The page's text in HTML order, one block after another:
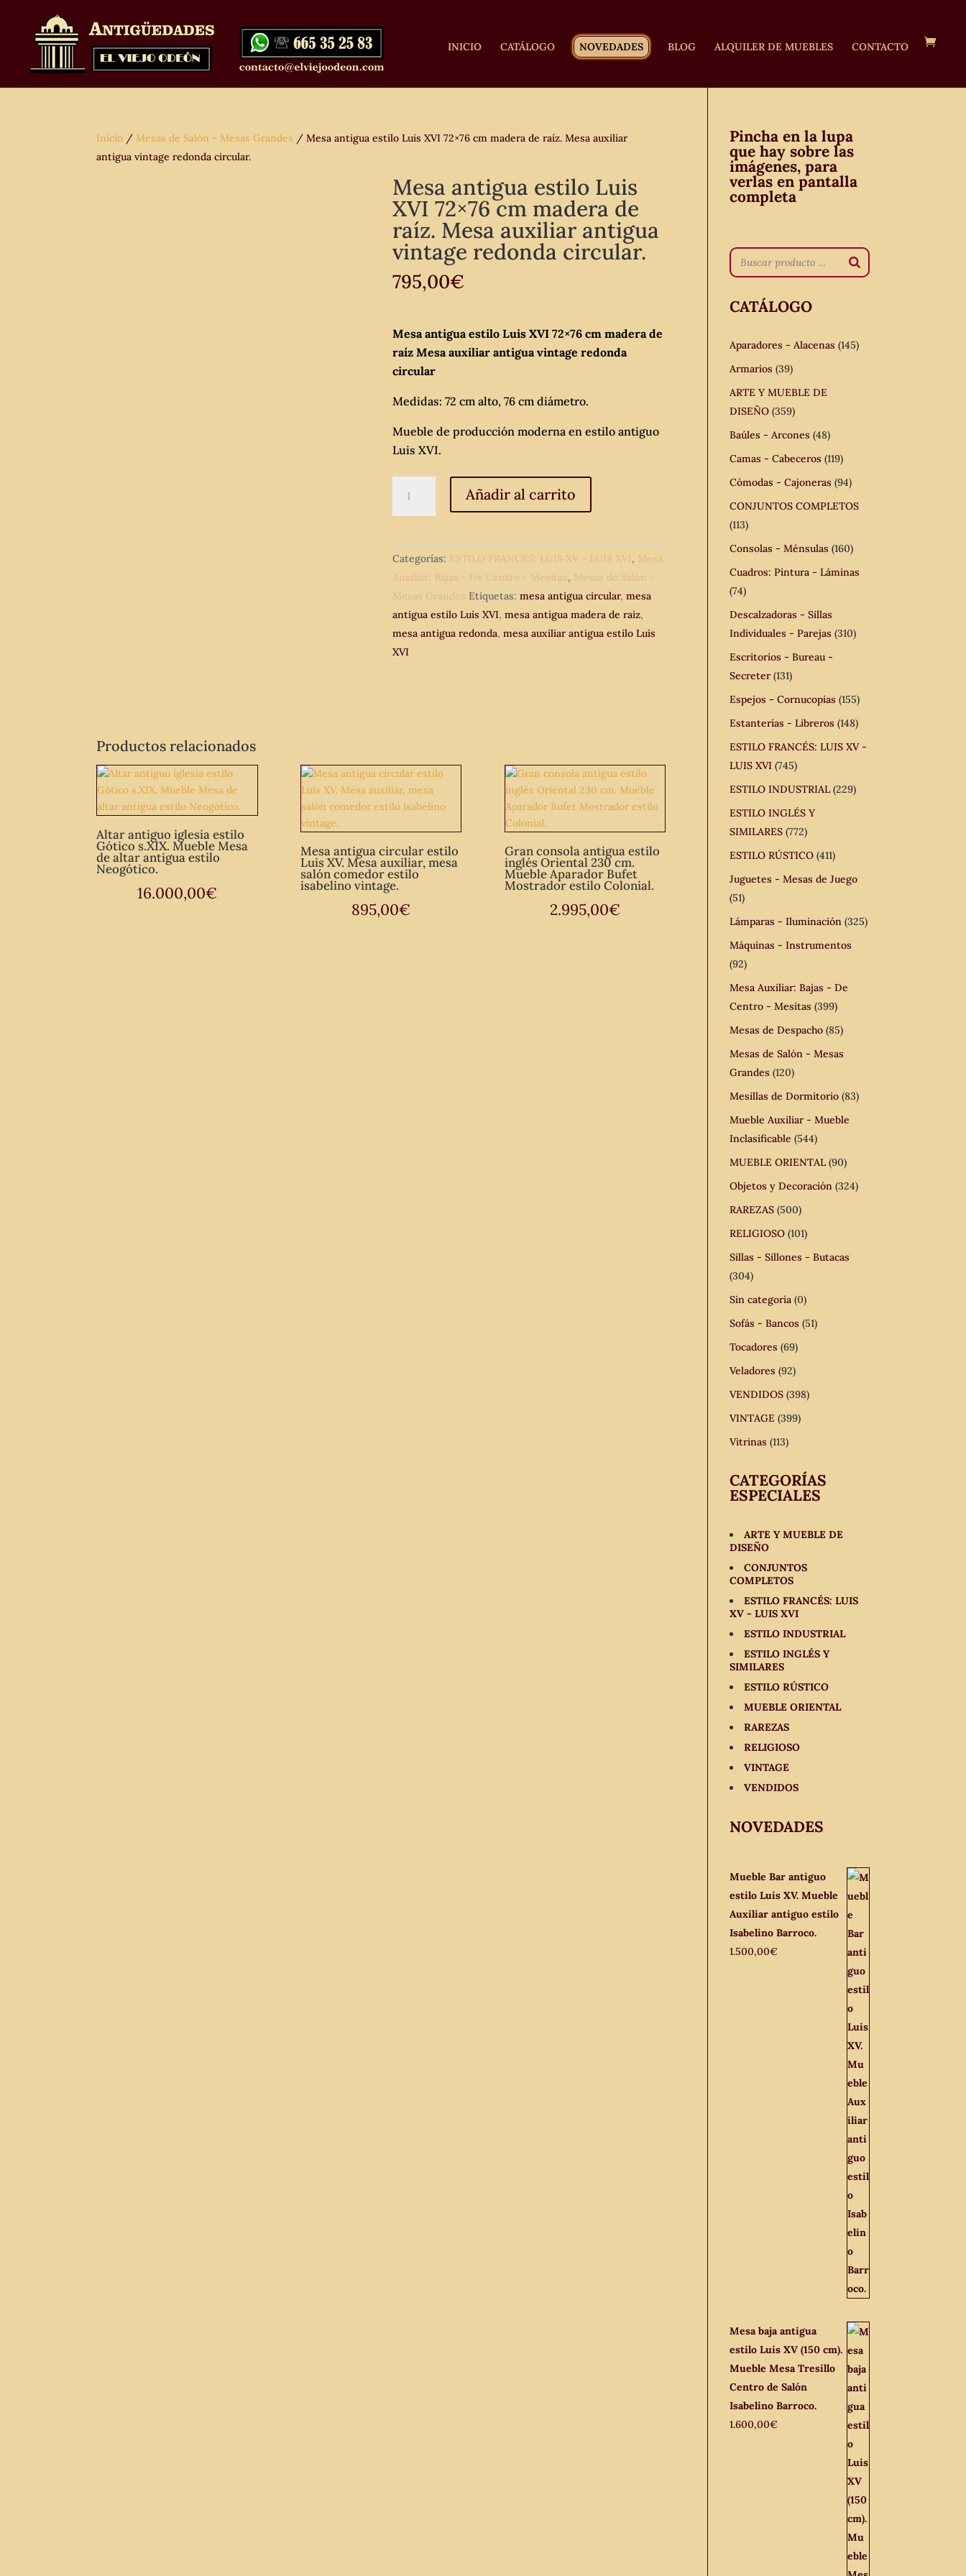
INICIO CATÁLOGO NOVEDADES BLOG ALQUILER DE MUEBLES CONTACTO
Inicio / Mesas de Salón - Mesas Grandes / Mesa antigua estilo Luis XVI 72×76 cm madera de raíz. Mesa auxiliar
antigua vintage redonda circular.
Mesa antigua estilo Luis
XVI 72×76 cm madera de
raíz. Mesa auxiliar antigua
vintage redonda circular.
795,00€
Mesa antigua estilo Luis XVI 72×76 cm madera de
raíz Mesa auxiliar antigua vintage redonda
circular
Medidas: 72 cm alto, 76 cm diámetro.
Mueble de producción moderna en estilo antiguo
Luis XVI.
antigua
Luis
XVI
72x76
cm
madera
de
raíz.
circular.
cantidad
Añadir al carrito
Categorías: ESTILO FRANCÉS: LUIS XV - LUIS XVI, Mesa
Auxiliar: Bajas - De Centro - Mesitas, Mesas de Salón -
Mesas Grandes Etiquetas:mesa antigua circular,mesa
antigua estilo Luis XVI,mesa antigua madera de raiz,
mesa antigua redonda,mesa auxiliar antigua estilo Luis
XVI
Productos relacionados
Altar antiguo iglesia estilo
Gótico s.XIX. Mueble Mesa
de altar antigua estilo
Neogótico.
16.000,00€
Mesa antigua circular estilo
Luis XV. Mesa auxiliar, mesa
salón comedor estilo
isabelino vintage.
895,00€
Gran consola antigua estilo
inglés Oriental 230 cm.
Mueble Aparador Bufet
Mostrador estilo Colonial.
2.995,00€
Pincha en la lupa
que hay sobre las
imágenes, para
verlas en pantalla
completa
CATÁLOGO
Aparadores - Alacenas (145)
Armarios (39)
ARTE Y MUEBLE DE
DISEÑO (359)
Baúles - Arcones (48)
Camas - Cabeceros (119)
Cómodas - Cajoneras (94)
CONJUNTOS COMPLETOS
(113)
Consolas - Ménsulas (160)
Cuadros: Pintura - Láminas
(74)
Descalzadoras - Sillas
Individuales - Parejas (310)
Escritorios - Bureau -
Secreter (131)
Espejos - Cornucopias (155)
Estanterías - Libreros (148)
ESTILO FRANCÉS: LUIS XV -
LUIS XVI (745)
ESTILO INDUSTRIAL (229)
ESTILO INGLÉS Y
SIMILARES (772)
ESTILO RÚSTICO (411)
Juguetes - Mesas de Juego
(51)
Lámparas - Iluminación (325)
Máquinas - Instrumentos
(92)
Mesa Auxiliar: Bajas - De
Centro - Mesitas (399)
Mesas de Despacho (85)
Mesas de Salón - Mesas
Grandes (120)
Mesillas de Dormitorio (83)
Mueble Auxiliar - Mueble
Inclasificable (544)
MUEBLE ORIENTAL (90)
Objetos y Decoración (324)
RAREZAS (500)
RELIGIOSO (101)
Sillas - Sillones - Butacas
(304)
Sin categoría (0)
Sofás - Bancos (51)
Tocadores (69)
Veladores (92)
VENDIDOS (398)
VINTAGE (399)
Vitrinas (113)
CATEGORÍAS
ESPECIALES
ARTE Y MUEBLE DE
DISEÑO
CONJUNTOS
COMPLETOS
ESTILO FRANCÉS: LUIS
XV - LUIS XVI
ESTILO INDUSTRIAL
ESTILO INGLÉS Y
SIMILARES
ESTILO RÚSTICO
MUEBLE ORIENTAL
RAREZAS
RELIGIOSO
VINTAGE
VENDIDOS
NOVEDADES
Mueble Bar antiguo
estilo Luis XV. Mueble
Auxiliar antiguo estilo
Isabelino Barroco.
1.500,00€
Mesa baja antigua
estilo Luis XV (150 cm).
Mueble Mesa Tresillo
Centro de Salón
Isabelino Barroco.
1.600,00€